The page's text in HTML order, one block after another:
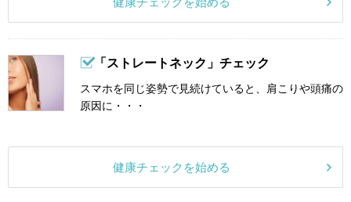
「ストレートネック」チェック
スマホを同じ姿勢で見続けていると、肩こりや頭痛の
原因に・・・
健康チェックを始める